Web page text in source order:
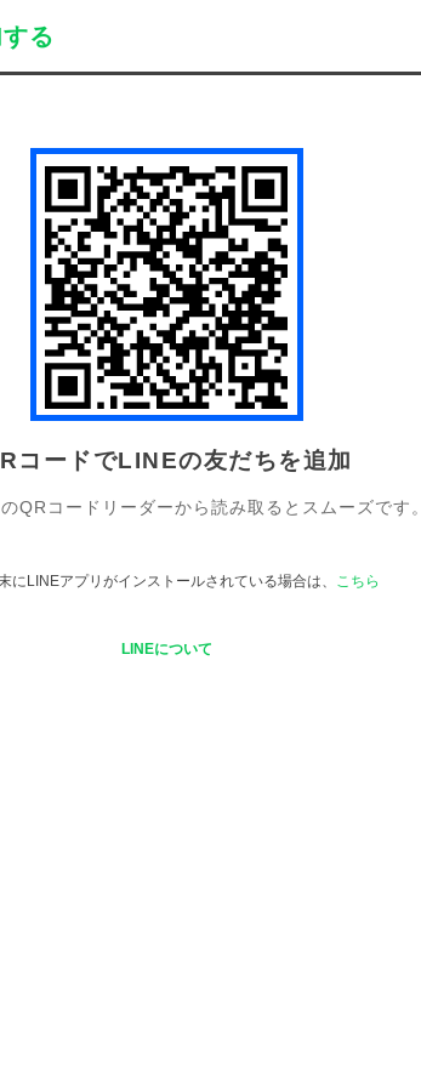
る
コードでLINEの友だちを追加
QRコードリーダーから読み取るとスムーズです。
にLINEアプリがインストールされている場合は、 こちら
LINEについて